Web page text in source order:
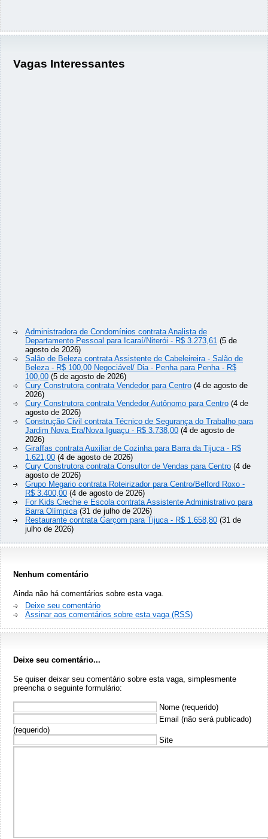
Vagas Interessantes
Administradora de Condomínios contrata Analista de
Departamento Pessoal para Icaraí/Niterói - R$ 3.273,61 (5 de
agosto de 2026)
Salão de Beleza contrata Assistente de Cabeleireira - Salão de
Beleza - R$ 100,00 Negociável/ Dia - Penha para Penha - R$
100,00 (5 de agosto de 2026)
Cury Construtora contrata Vendedor para Centro (4 de agosto de
2026)
Cury Construtora contrata Vendedor Autônomo para Centro (4 de
agosto de 2026)
Construção Civil contrata Técnico de Segurança do Trabalho para
Jardim Nova Era/Nova Iguaçu - R$ 3.738,00 (4 de agosto de
2026)
Giraffas contrata Auxiliar de Cozinha para Barra da Tijuca - R$
1.621,00 (4 de agosto de 2026)
Cury Construtora contrata Consultor de Vendas para Centro (4 de
agosto de 2026)
Grupo Megario contrata Roteirizador para Centro/Belford Roxo -
R$ 3.400,00 (4 de agosto de 2026)
For Kids Creche e Escola contrata Assistente Administrativo para
Barra Olímpica(31 de julho de 2026)
Restaurante contrata Garçom para Tijuca - R$ 1.658,80 (31 de
julho de 2026)
Nenhum comentário
Ainda não há comentários sobre esta vaga.
Deixe seu comentário
Assinar aos comentários sobre esta vaga (RSS)
Deixe seu comentário...
Se quiser deixar seu comentário sobre esta vaga, simplesmente
preencha o seguinte formulário:
Nome (requerido)
Email (não será publicado)
(requerido)
Site